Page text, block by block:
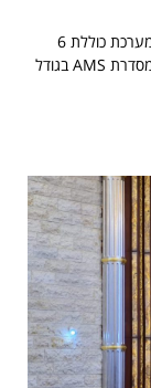
מערכת סאונד והגברה מקצועית לסטודיו לאימונים! המערכת כוללת 6
רמקולים איכותיים ומקצועיים מבית חברת TANNOY מסדרת AMS בגודל